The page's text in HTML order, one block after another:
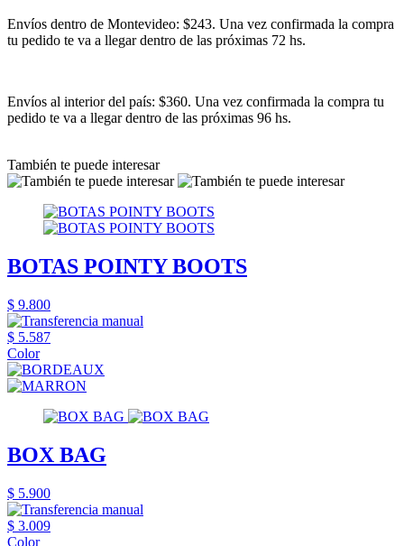
Envíos dentro de Montevideo: $243. Una vez confirmada la compra
tu pedido te va a llegar dentro de las próximas 72 hs.
Envíos al interior del país: $360. Una vez confirmada la compra tu
pedido te va a llegar dentro de las próximas 96 hs.
También te puede interesar
BOTAS POINTY BOOTS
$ 9.800
$ 5.587
Color
BOX BAG
$ 5.900
$ 3.009
Color